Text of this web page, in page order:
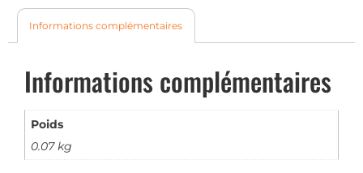
Informations complémentaires
Informations complémentaires
Poids
0.07 kg